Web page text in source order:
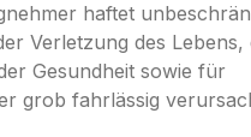
haftet
Verletzung des Lebens,
Gesundheit sowie für
grob fahrlässig